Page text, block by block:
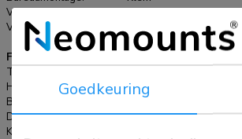
schermen met een VESA gatenpatroon
100x100 mm. Heeft u een afwijkend
dan kunt u dit oplossen met een van onze
verloopplaten.
VESA maximaal:
VESA minimaal:
75x75 mm
Functionaliteit
Type:
Hoogteverstelling:
22-70 cm
Breedteverstelling:
Diepteverstelling:
15 cm
Kantelen (graden):
Goedkeuring